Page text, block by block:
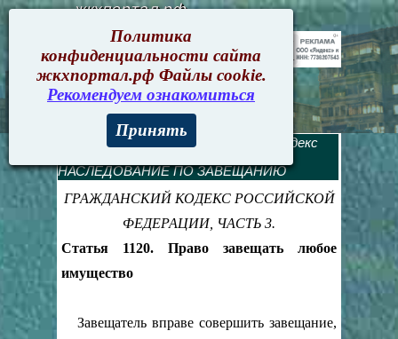
жкхпортал.рф
Гражданский кодекс
Гражданский кодекс
НАСЛЕДОВАНИЕ ПО ЗАВЕЩАНИЮ
ГРАЖДАНСКИЙ КОДЕКС РОССИЙСКОЙ
ФЕДЕРАЦИИ, ЧАСТЬ 3.
Статья 1120. Право завещать любое
имущество
Завещатель вправе совершить завещание,
Политика
конфиденциальности сайта
жкхпортал.рф Файлы cookie.
Рекомендуем ознакомиться
Принять